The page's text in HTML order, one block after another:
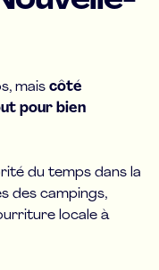
maiscôté
pour bien
du temps dans la
des campings,
locale à